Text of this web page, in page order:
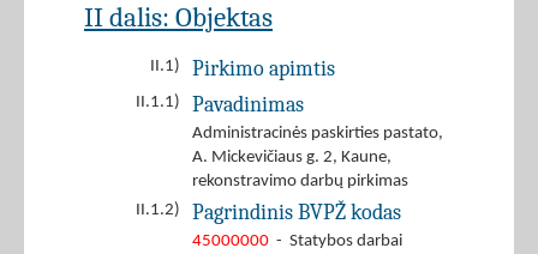
II dalis: Objektas
II.1) Pirkimo apimtis
II.1.1) Pavadinimas
Administracinės paskirties pastato,
A. Mickevičiaus g. 2, Kaune,
rekonstravimo darbų pirkimas
II.1.2)
Pagrindinis BVPŽ kodas
45000000 - Statybos darbai